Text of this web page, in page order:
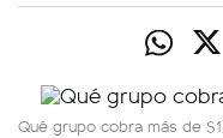
Qué grupo cobra más de